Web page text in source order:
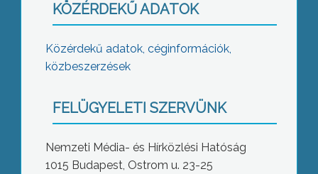
KÖZÉRDEKŰ ADATOK
Közérdekű adatok, céginformációk,
közbeszerzések
FELÜGYELETI SZERVÜNK
Nemzeti Média- és Hírközlési Hatóság
1015 Budapest, Ostrom u. 23-25